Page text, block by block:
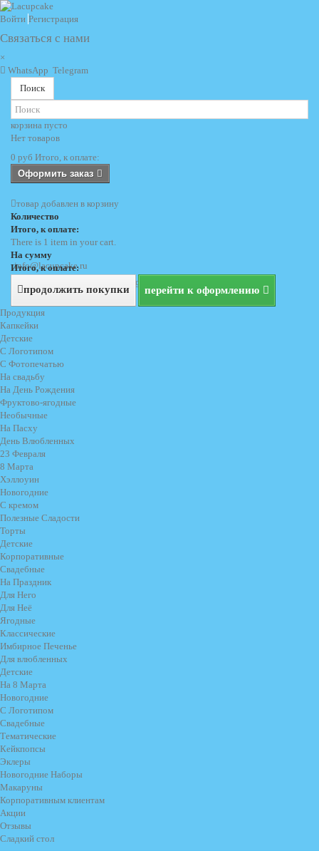
Войти Регистрация
info@lacupcake.ru
+7 (495) 729 69 62
+7 (903) 729 69 62
Связаться с нами
×
WhatsApp Telegram
Поиск
корзина пусто
Нет товаров
0 руб Итого, к оплате:
Оформить заказ
товар добавлен в корзину
Количество
Итого, к оплате:
There is 1 item in your cart.
На сумму
Итого, к оплате:
продолжить покупки перейти к оформлению
Продукция
Капкейки
Детские
С Логотипом
С Фотопечатью
На свадьбу
На День Рождения
Фруктово-ягодные
Необычные
На Пасху
День Влюбленных
23 Февраля
8 Марта
Хэллоуин
Новогодние
С кремом
Полезные Сладости
Торты
Детские
Корпоративные
Свадебные
На Праздник
Для Него
Для Неё
Ягодные
Классические
Имбирное Печенье
Для влюбленных
Детские
На 8 Марта
Новогодние
С Логотипом
Свадебные
Тематические
Кейкпопсы
Эклеры
Новогодние Наборы
Макаруны
Корпоративным клиентам
Акции
Отзывы
Сладкий стол